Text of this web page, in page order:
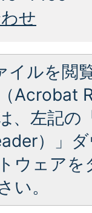
せ
イルを閲
Acrobat
、左記の
）」
ウェア
い。